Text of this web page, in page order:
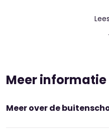
grote en lichte
liggen heel veel
medewerkers zijn er
En als het droog is,
schoolplein. We maken
Meer informatie
Meer over de